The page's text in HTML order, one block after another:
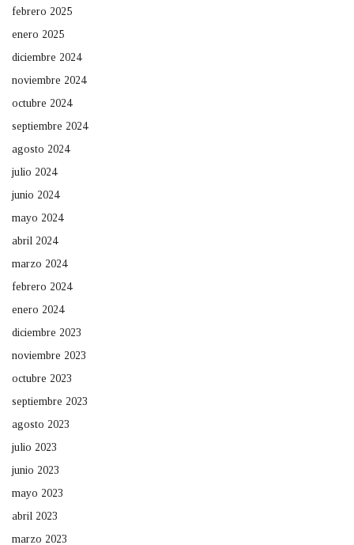
febrero 2025
enero 2025
diciembre 2024
noviembre 2024
octubre 2024
septiembre 2024
agosto 2024
julio 2024
junio 2024
mayo 2024
abril 2024
marzo 2024
febrero 2024
enero 2024
diciembre 2023
noviembre 2023
octubre 2023
septiembre 2023
agosto 2023
julio 2023
junio 2023
mayo 2023
abril 2023
marzo 2023